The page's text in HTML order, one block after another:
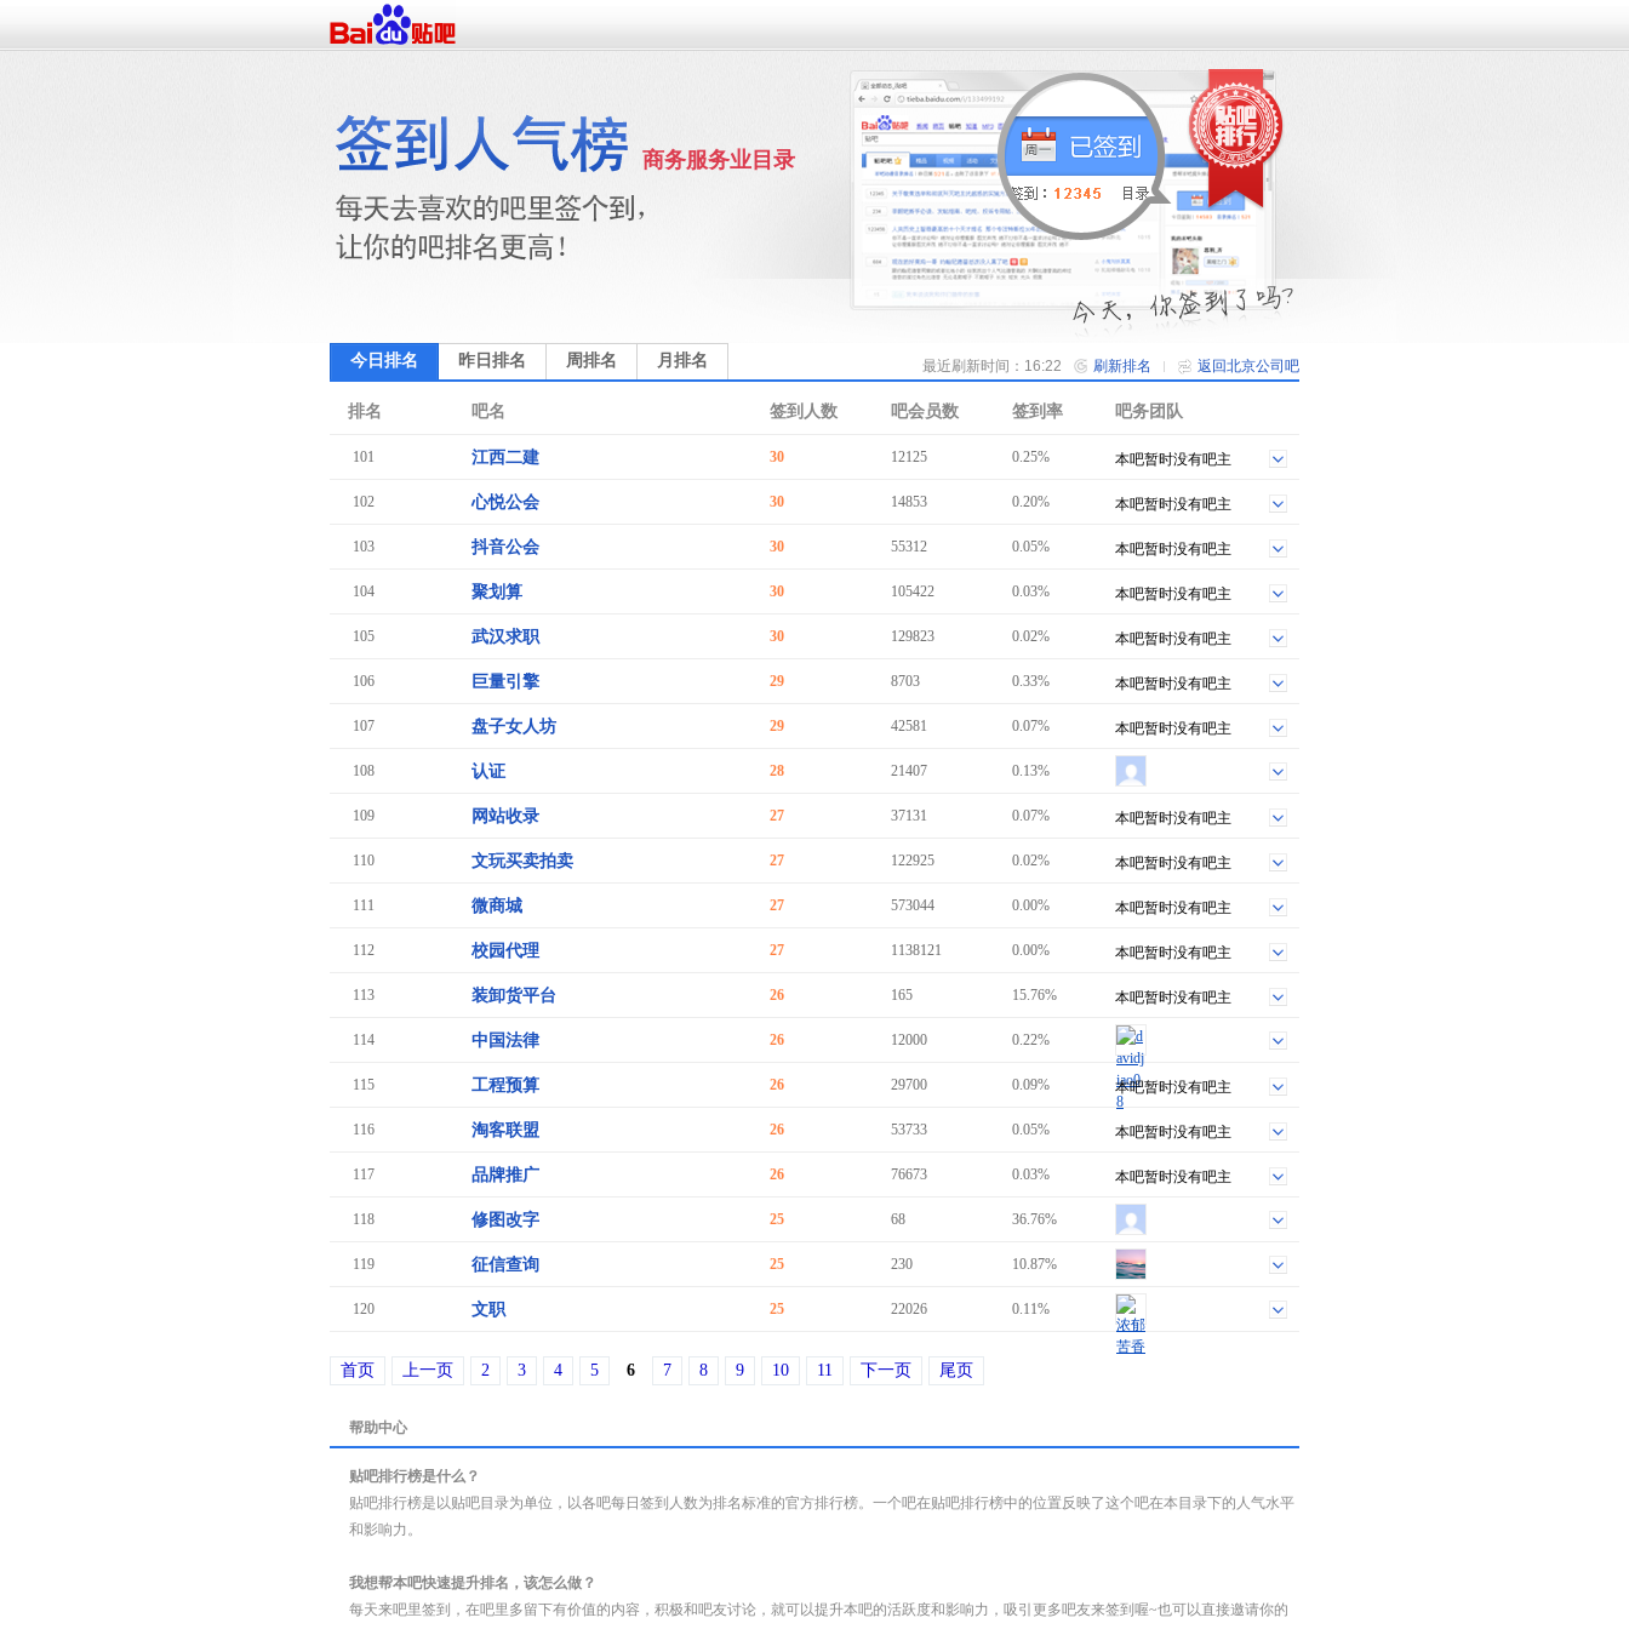
商务服务业目录
今日排名 昨日排名 周排名 月排名 返回北京公司吧
刷新排名
最近刷新时间：16:22
排名 吧名 签到人数 吧会员数 签到率 吧务团队
101 江西二建 30 12125 0.25% 本吧暂时没有吧主
102 心悦公会 30 14853 0.20% 本吧暂时没有吧主
103 抖音公会 30 55312 0.05% 本吧暂时没有吧主
104 聚划算 30 105422 0.03% 本吧暂时没有吧主
105 武汉求职 30 129823 0.02% 本吧暂时没有吧主
106 巨量引擎 29 8703 0.33% 本吧暂时没有吧主
107 盘子女人坊 29 42581 0.07% 本吧暂时没有吧主
108 认证 28 21407 0.13%
109 网站收录 27 37131 0.07% 本吧暂时没有吧主
110 文玩买卖拍卖 27 122925 0.02% 本吧暂时没有吧主
111 微商城 27 573044 0.00% 本吧暂时没有吧主
112 校园代理 27 1138121 0.00% 本吧暂时没有吧主
113 装卸货平台 26 165 15.76% 本吧暂时没有吧主
114 中国法律 26 12000 0.22%
115 工程预算 26 29700 0.09% 本吧暂时没有吧主
116 淘客联盟 26 53733 0.05% 本吧暂时没有吧主
117 品牌推广 26 76673 0.03% 本吧暂时没有吧主
118 修图改字 25 68 36.76%
119 征信查询 25 230 10.87%
120 文职 25 22026 0.11%
首页 上一页 2 3 4 5 6 7 8 9 10 11 下一页 尾页
帮助中心
贴吧排行榜是什么？
贴吧排行榜是以贴吧目录为单位，以各吧每日签到人数为排名标准的官方排行榜。一个吧在贴吧排行榜中的位置反映了这个吧在本目录下的人气水平
和影响力。
我想帮本吧快速提升排名，该怎么做？
每天来吧里签到，在吧里多留下有价值的内容，积极和吧友讨论，就可以提升本吧的活跃度和影响力，吸引更多吧友来签到喔~也可以直接邀请你的